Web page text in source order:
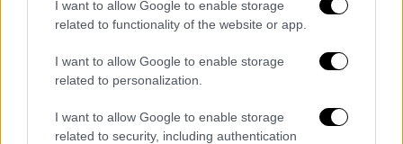
I want to allow Google to enable storage
related to functionality of the website or app.
I want to allow Google to enable storage
related to personalization.
I want to allow Google to enable storage
related to security, including authentication
πρωινές ώρες στις βόρειες Κυκλάδες.
Ανεμοι: Από βόρειες διευθύνσεις 6 με 8
μποφόρ με βαθμιαία εξασθένηση από το
απόγευμα.
Θερμοκρασία: Από 14 έως 19 και στη νότια
Κρήτη έως 22 βαθμούς Κελσίου.